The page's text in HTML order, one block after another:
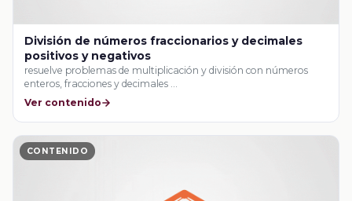
División de números fraccionarios y decimales
positivos y negativos
resuelve problemas de multiplicación y división con números
enteros, fracciones y decimales …
Ver contenido
CONTENIDO